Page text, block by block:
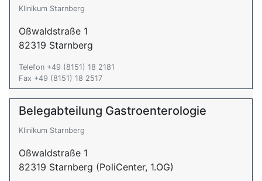
Klinikum Starnberg
Oßwaldstraße 1
82319 Starnberg
Telefon +49 (8151) 18 2181
Fax +49 (8151) 18 2517
Belegabteilung Gastroenterologie
Klinikum Starnberg
Oßwaldstraße 1
82319 Starnberg (PoliCenter, 1.OG)